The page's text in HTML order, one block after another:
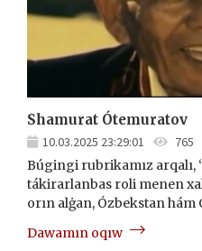
Shamurat Ótemuratov
10.03.2025 23:29:01 765
Búgingi rubrikamız arqalı,
tákirarlanbas roli menen
orın alġan, Ózbekstan
Dawamın oqıw